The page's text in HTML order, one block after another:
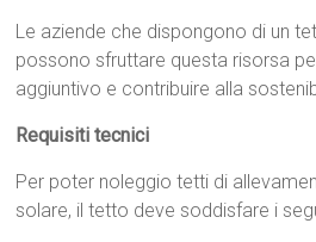
Le aziende che dispongono di un
possono sfruttare questa risorsa
aggiuntivo e contribuire alla
Requisiti tecnici
Per poter noleggio tetti di
solare, il tetto deve soddisfare i